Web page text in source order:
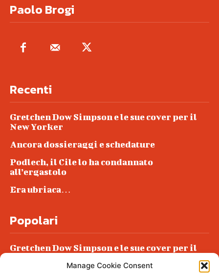
Manage Cookie Consent
Paolo Brogi
Recenti
Gretchen Dow Simpson e le sue cover per il
New Yorker
Ancora dossieraggi e schedature
Podlech, il Cile lo ha condannato
all’ergastolo
Era ubriaca…
Popolari
Gretchen Dow Simpson e le sue cover per il